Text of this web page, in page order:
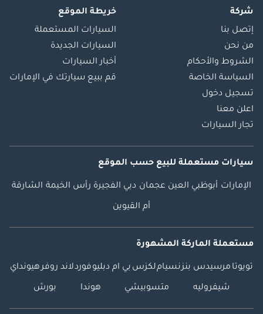
شركة
إتصل بنا
من نحن
الشروط والأحكام
السياسة الخاصة
تسجيل دخول
اعلن معنا
تجار السيارات
خريطة الموقع
السيارات المستعملة
السيارات الجديدة
أخبار السيارات
قم ببيع سيارتك في الإمارات
سيارات مستعملة للبيع حسب الموقع
الإمارات أبوظبي العين عجمان دبي الفجيرة رأس الخيمة الشارقة
أم القيوين
مستعملة الماركة المشهورة
تويوتا مرسيدس بنزنسياملكزس بي ام دبليوفوردلاند روفرهيونداي
شيفروليه متسوبيشي هوندا بورش